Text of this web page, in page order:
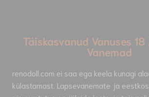
Täiskasvanud Vanuses
Vanemad
renodoll.com ei saa ega keela kunagi
külastamast. Lapsevanemate ja